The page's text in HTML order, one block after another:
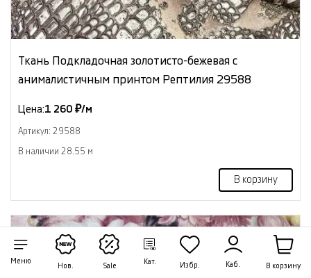
Меню
Нов. Sale
Кат. Избр. Каб. В корзину
Ткань Подкладочная золотисто-бежевая с
анималистичным принтом Рептилия 29588
Цена:1 260 ₽/м
Артикул: 29588
В наличии 28.55 м
В корзину
NEW